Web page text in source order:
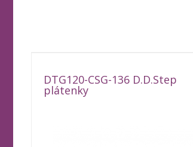
DTG120-CSG-136 D.D.Step
plátenky